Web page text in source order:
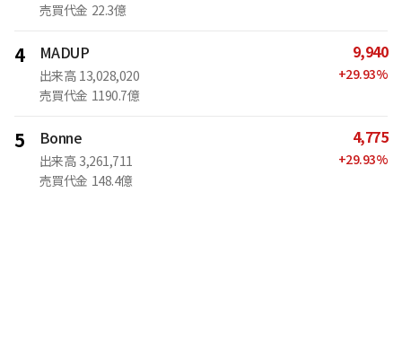
売買代金 22.3億
4 MADUP
出来高 13,028,020
売買代金 1190.7億
9,940
+29.93%
5 Bonne
出来高 3,261,711
売買代金 148.4億
4,775
+29.93%